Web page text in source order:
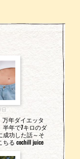
日
万年ダイエッタ
半年で7キロのダ
成功した話～そ
る cochill juice